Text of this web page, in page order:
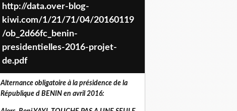
http://data.over-blog-
kiwi.com/1/21/71/04/20160119
/ob_2d66fc_benin-
presidentielles-2016-projet-
de.pdf
Alternance obligatoire à la présidence de la
République d BENIN en avril 2016: